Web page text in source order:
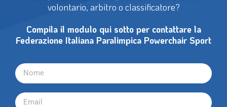
volontario, arbitro o classificatore?
Compila il modulo qui sotto per contattare la
Federazione Italiana Paralimpica Powerchair Sport